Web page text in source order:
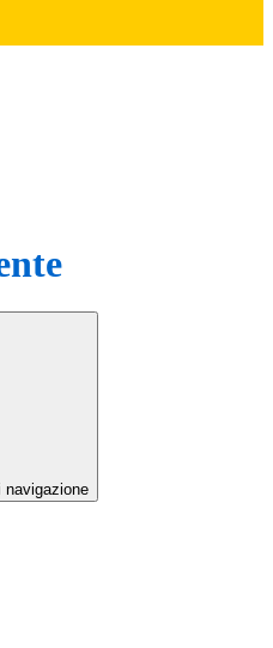
navigazione